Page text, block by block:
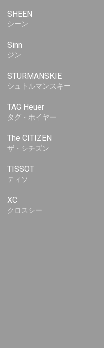
SHEEN
シーン
Sinn
ジン
STURMANSKIE
シュトルマンスキー
TAG Heuer
タグ・ホイヤー
The CITIZEN
ザ・シチズン
TISSOT
ティソ
XC
クロスシー